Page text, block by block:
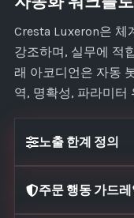
Cresta Luxeron은 체
강조하며, 실무에 적
래 아코디언은 자동
역, 명확성, 파라미터
노출 한계 정의
주문 행동 가드